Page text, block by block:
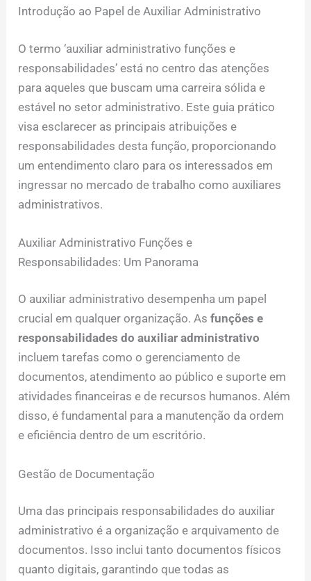
Introdução ao Papel de Auxiliar Administrativo
O termo ‘auxiliar administrativo funções e
responsabilidades’ está no centro das atenções
para aqueles que buscam uma carreira sólida e
estável no setor administrativo. Este guia prático
visa esclarecer as principais atribuições e
responsabilidades desta função, proporcionando
um entendimento claro para os interessados em
ingressar no mercado de trabalho como auxiliares
administrativos.
Auxiliar Administrativo Funções e
Responsabilidades: Um Panorama
O auxiliar administrativo desempenha um papel
crucial em qualquer organização. Asfunções e
responsabilidades do auxiliar administrativo
incluem tarefas como o gerenciamento de
documentos, atendimento ao público e suporte em
atividades financeiras e de recursos humanos. Além
disso, é fundamental para a manutenção da ordem
e eficiência dentro de um escritório.
Gestão de Documentação
Uma das principais responsabilidades do auxiliar
administrativo é a organização e arquivamento de
documentos. Isso inclui tanto documentos físicos
quanto digitais, garantindo que todas as